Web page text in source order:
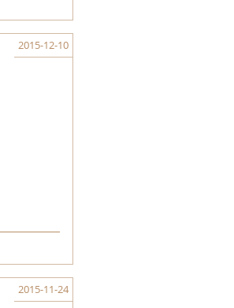
2015-12-10
2015-11-24